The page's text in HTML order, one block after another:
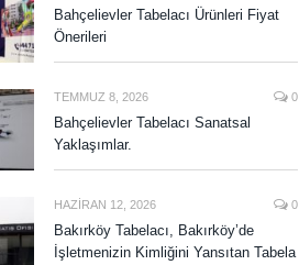
Bahçelievler Tabelacı Ürünleri Fiyat
Önerileri
TEMMUZ 8, 2026 0
Bahçelievler Tabelacı Sanatsal
Yaklaşımlar.
HAZIRAN 12, 2026 0
Bakırköy Tabelacı, Bakırköy’de
İşletmenizin Kimliğini Yansıtan Tabela